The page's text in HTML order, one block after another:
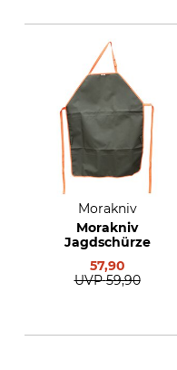
Morakniv
Morakniv
Jagdschürze
57,90
UVP 59,90